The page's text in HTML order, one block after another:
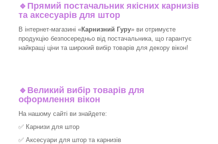
🔹 Прямий постачальник якісних карнизів
та аксесуарів для штор
В інтернет-магазині «Карнизний Гуру» ви отримуєте
продукцію безпосередньо від постачальника, що гарантує
найкращі ціни та широкий вибір товарів для декору вікон!
🔹 Великий вибір товарів для
оформлення вікон
На нашому сайті ви знайдете:
✅ Карнизи для штор
✅ Аксесуари для штор та карнизів